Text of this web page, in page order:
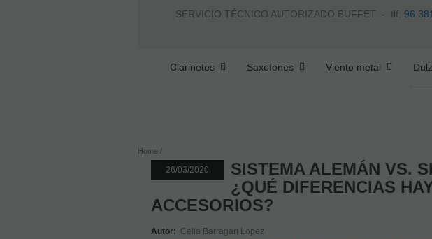
SERVICIO TÉCNICO AUTORIZADO BUFFET - tlf. 96
Clarinetes Saxofones Viento metal
Home
26/03/2020
SISTEMA ALEMÁN VS.
¿QUÉ DIFERENCIAS
ACCESORIOS?
Autor: Celia Barragan Lopez